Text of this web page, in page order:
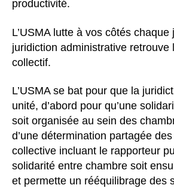
productivité.
L’USMA lutte à vos côtés
juridiction administrative retrouve
collectif.
L’USMA se bat pour que la
unité, d’abord pour qu’une
soit organisée au sein des
d’une détermination partagée
collective incluant le rapporteur
solidarité entre chambre soit
et permette un rééquilibrage des